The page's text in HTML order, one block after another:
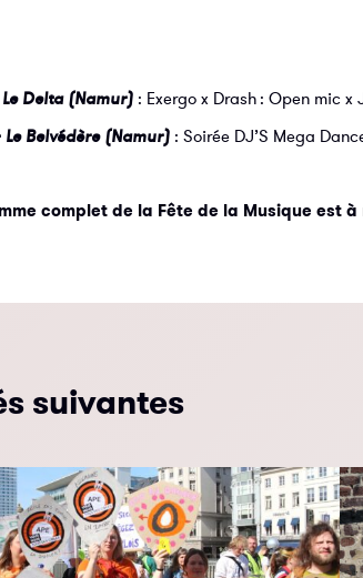
Delta (Namur) : Exergo x Drash : Open mic x
Belvédère (Namur) : Soirée DJ’S Mega
complet de la Fête de la Musique est
suivantes